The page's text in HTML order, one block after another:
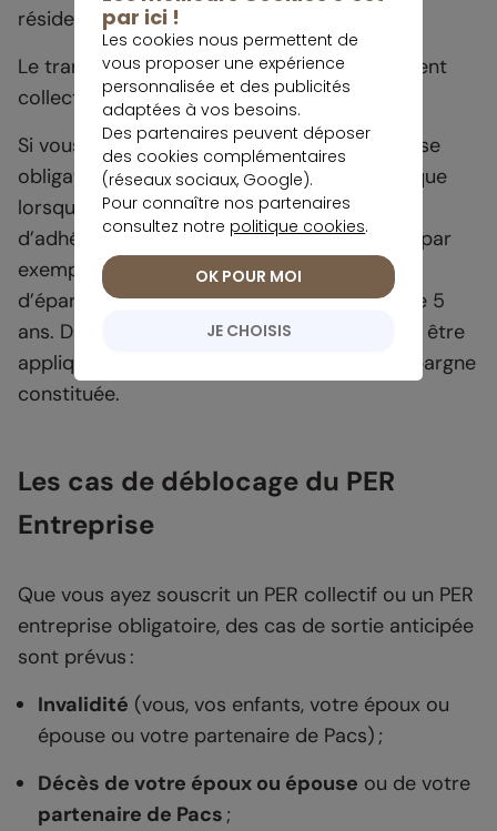
résidence principale.
Le transfert se fait alors dans le compartiment
collectif de votre PER.
Si vous souhaiteztransférer un PERentreprise
obligatoire, le transfert ne peut s’effectuer que
lorsque vous n’êtes plus dans l’obligation
d’adhérer (lorsque vous quittez l’entreprise par
exemple). Le transfert est gratuit si le plan
d’épargne retraite est détenu depuis plus de 5
ans. Dans le cas contraire, des frais peuvent être
appliqués à hauteur de 1 % maximum de l’épargne
constituée.
Les cas de déblocage du PER
Entreprise
Que vous ayez souscrit un PER collectif ou un PER
entreprise obligatoire, des cas de sortie anticipée
sont prévus :
Invalidité (vous, vos enfants, votre époux ou
épouse ou votre partenaire de Pacs) ;
Décès de votre époux ou épouse ou de votre
partenaire de Pacs ;
par ici !
Les cookies nous permettent de
vous proposer une expérience
personnalisée et des publicités
adaptées à vos besoins.
Des partenaires peuvent déposer
des cookies complémentaires
(réseaux sociaux, Google).
Pour connaître nos partenaires
consultez notre politique cookies.
JE CHOISIS
OK POUR MOI